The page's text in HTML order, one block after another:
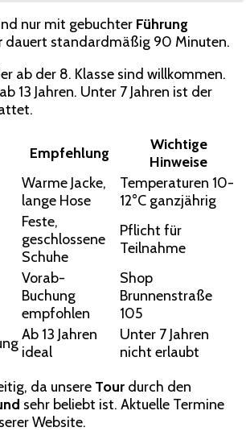
nur mit gebuchter Führung
dauert standardmäßig 90 Minuten.
ab der 8. Klasse sind willkommen.
13 Jahren. Unter 7 Jahren ist der
Empfehlung
Wichtige
Hinweise
Warme Jacke,
lange Hose
Temperaturen 10-
12°C ganzjährig
Feste,
geschlossene
Schuhe
Pflicht für
Teilnahme
Vorab-
Buchung
empfohlen
Shop
Brunnenstraße
105
Ab 13 Jahren
ideal
Unter 7 Jahren
nicht erlaubt
da unsere Tour durch den
sehr beliebt ist. Aktuelle Termine
Website.